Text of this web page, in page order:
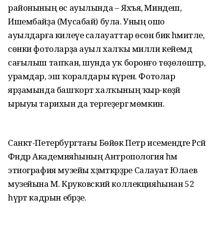
районының өс ауылында – Яхъя, Миндеш,
Ишембайҙа (Мусабай) була. Уның ошо
ауылдарға килеүе салауаттар өсөн бик әһәмиәтле,
сөнки фотоларҙа ауыл халҡы милли кейемдә
сағылыш тапҡан, шунда уҡ боронғо төҙөлөштәр,
урамдар, эш ҡорал­дары күренә. Фотолар
ярҙамында башҡорт халҡының ҡыр-көҙәй
ырыуы тарихын да тергеҙергә мөмкин.
Санкт-Петербургтағы Бөйөк Петр исемендәге Рәсәй
Фәндәр Акаде­мияһының Антропология һәм
этнография музейы хәҙмәткәрҙәре Салауат Юлаев
музейына М. Круковский коллекцияһынан 52
һүрәт кадрын ебәрҙе.